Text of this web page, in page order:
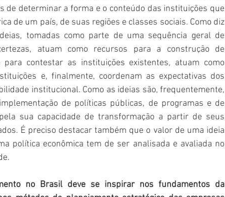
de determinar a forma e o conteúdo das instituições que
de um país, de suas regiões e classes sociais. Como diz
tomadas como parte de uma sequência geral de
atuam como recursos para a construção de
para contestar as instituições existentes, atuam como
e, finalmente, coordenam as expectativas dos
institucional. Como as ideias são, frequentemente,
de políticas públicas, de programas e de
sua capacidade de transformação a partir de seus
É preciso destacar também que o valor de uma ideia
política econômica tem de ser analisada e avaliada no
no Brasil deve se inspirar nos fundamentos da